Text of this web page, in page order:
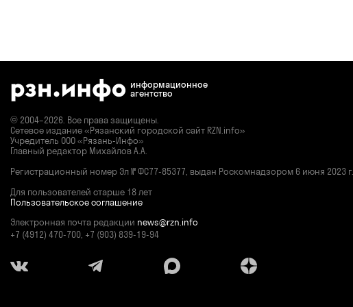
информационное
агентство
© 2004–2026. Все права защищены.
Сетевое издание «Рязанский городской сайт RZN.info»
Учредитель ООО «Рязань-Инфо»
Главный редактор Михайлов А.А.
Регистрационный номер Эл № ФС77-85377, выдан Роскомнадзором 6 июня 2023 г.
Для пользователей старше 18 лет
Пользовательское соглашение
Электронная почта редакции news@rzn.info
+7 (4912) 470-700, +7 (903) 839-19-94